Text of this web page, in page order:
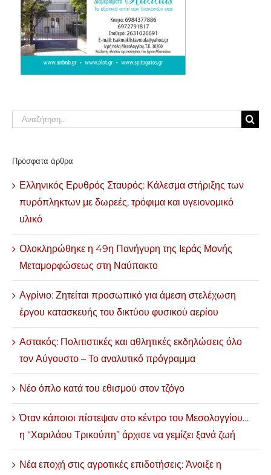
Αναζήτηση
Πρόσφατα άρθρα
Ελληνικός Ερυθρός Σταυρός: Κάλεσμα στήριξης των
πυρόπληκτων με δωρεές, τρόφιμα και υγειονομικό
υλικό
Ολοκληρώθηκε η 49η Πανήγυρη της Ιεράς Μονής
Μεταμορφώσεως στη Ναύπακτο
Αγρίνιο: Ζητείται προσωπικό για άμεση στελέχωση
έργου κατασκευής του δικτύου φυσικού αερίου
Αστακός: Πολιτιστικές και αθλητικές εκδηλώσεις όλο
τον Αύγουστο – Το αναλυτικό πρόγραμμα
Νέο όπλο κατά του εθισμού στον τζόγο
Όταν κάποιοι πίστεψαν στο κέντρο του Μεσολογγίου…
η “Χαριλάου Τρικούπη” άρχισε να γεμίζει ξανά ζωή
Νέα εποχή στις αγροτικές επιδοτήσεις: Άνοιξε η